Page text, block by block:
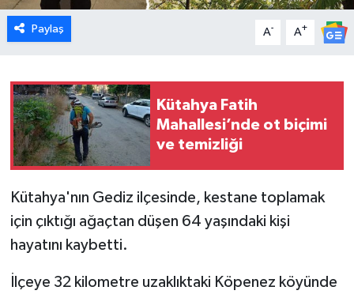
Paylaş A- A+
Kütahya Fatih
Mahallesi’nde ot biçimi
ve temizliği
Kütahya'nın Gediz ilçesinde, kestane toplamak
için çıktığı ağaçtan düşen 64 yaşındaki kişi
hayatını kaybetti.
İlçeye 32 kilometre uzaklıktaki Köpenez köyünde
Genel
Gündem
Hisarcık
İlçeler
Köşe Yazıları
Kültür Sanat
Kütahya